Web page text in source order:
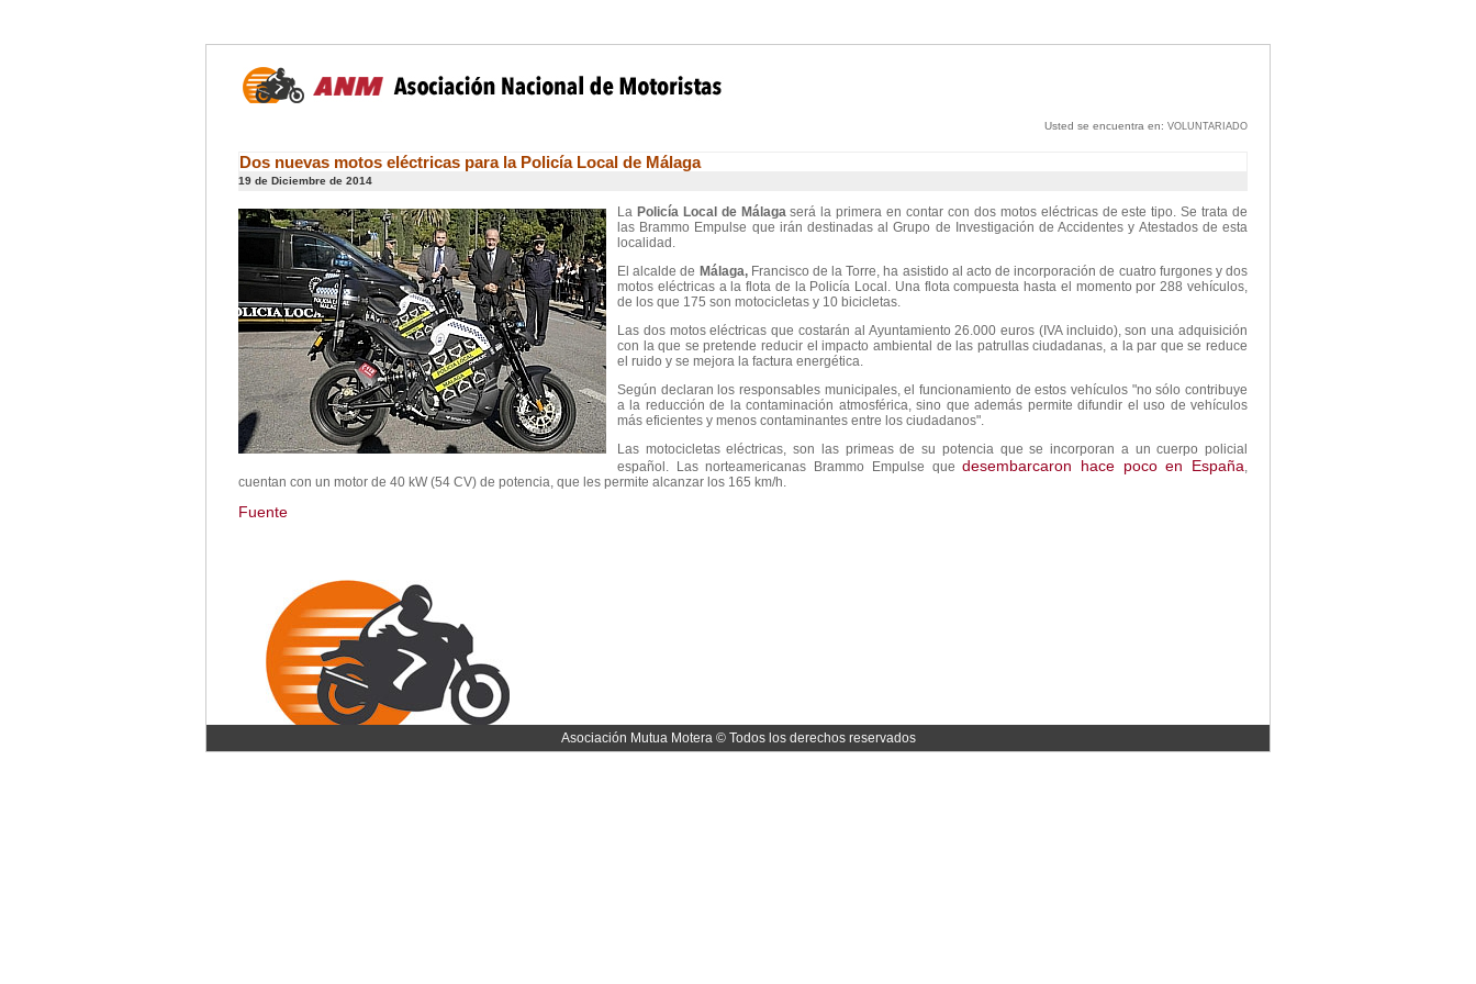
Usted se encuentra en: VOLUNTARIADO
Dos nuevas motos eléctricas para la Policía Local de Málaga
19 de Diciembre de 2014
La Policía Local de Málagaserá la primera en contar con dos motos eléctricas de este tipo. Se trata de
las Brammo Empulse que irán destinadas al Grupo de Investigación de Accidentes y Atestados de esta
localidad.
El alcalde de Málaga,Francisco de la Torre, ha asistido al acto de incorporación de cuatro furgones y dos
motos eléctricas a la flota de la Policía Local. Una flota compuesta hasta el momento por 288 vehículos,
de los que 175 son motocicletas y 10 bicicletas.
Las dos motos eléctricas que costarán al Ayuntamiento 26.000 euros (IVA incluido), son una adquisición
con la que se pretende reducir el impacto ambiental de las patrullas ciudadanas, a la par que se reduce
el ruido y se mejora la factura energética.
Según declaran los responsables municipales, el funcionamiento de estos vehículos "no sólo contribuye
a la reducción de la contaminación atmosférica, sino que además permite difundir el uso de vehículos
más eficientes y menos contaminantes entre los ciudadanos".
Las motocicletas eléctricas, son las primeas de su potencia que se incorporan a un cuerpo policial
español. Las norteamericanas Brammo Empulse quedesembarcaron hace poco en España,
cuentan con un motor de 40 kW (54 CV) de potencia, que les permite alcanzar los 165 km/h.
Fuente
Asociación Mutua Motera © Todos los derechos reservados